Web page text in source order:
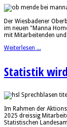
Der Wiesbadener
im neuen "Manna
mit Mitarbeitenden und
Weiterlesen ...
Statistik
Im Rahmen der
2025 dreissig
Statistischen